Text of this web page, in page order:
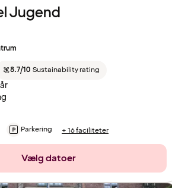
Jugend
8.7/10 Sustainability rating
Parkering + 16 faciliteter
Vælg datoer